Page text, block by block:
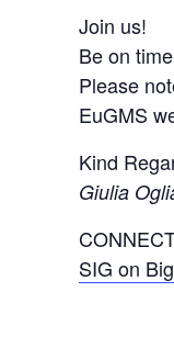
Join us!
Be on
Please
EuGMS
Kind
Giulia
SIG on